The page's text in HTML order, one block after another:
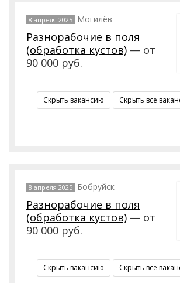
8 апреля 2025 Могилёв
Разнорабочие в поля
(обработка кустов) — от
90 000 руб.
Скрыть вакансию Скрыть все
8 апреля 2025 Бобруйск
Разнорабочие в поля
(обработка кустов) — от
90 000 руб.
Скрыть вакансию Скрыть все